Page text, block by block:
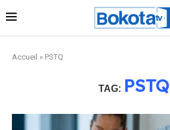
Accueil » PSTQ
TAG: PSTQ